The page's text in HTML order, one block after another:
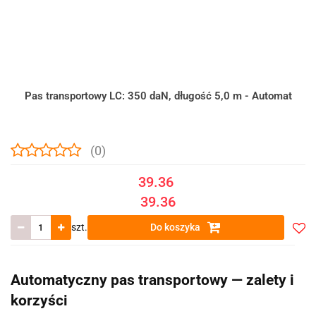
Pas transportowy LC: 350 daN, długość 5,0 m - Automat
(0)
39.36
39.36
szt. Do koszyka
Automatyczny pas transportowy — zalety i
korzyści